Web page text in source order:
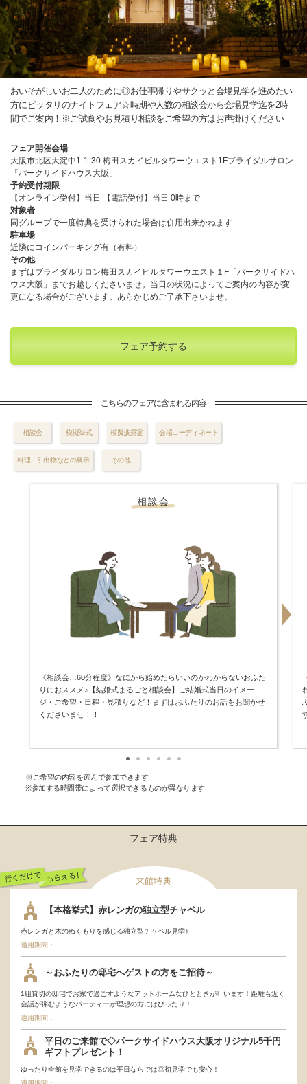
おいそがしいお二人のために◎お仕事帰りやサクッと会場見学を進めたい
方にピッタリのナイトフェア☆時期や人数の相談会から会場見学迄を2時
間でご案内！※ご試食やお見積り相談をご希望の方はお声掛けください
フェア開催会場
大阪市北区大淀中1-1-30 梅田スカイビルタワーウエスト1Fブライダルサロン
「パークサイドハウス大阪」
予約受付期限
【オンライン受付】当日 【電話受付】当日 0時まで
対象者
同グループで一度特典を受けられた場合は併用出来かねます
駐車場
近隣にコインパーキング有（有料）
その他
まずはブライダルサロン梅田スカイビルタワーウエスト１F「パークサイドハ
ウス大阪」までお越しくださいませ。当日の状況によってご案内の内容が変
更になる場合がございます。あらかじめご了承下さいませ。
フェア予約する
こちらのフェアに含まれる内容
相談会 模擬挙式 模擬披露宴 会場コーディネート
料理・引出物などの展示 その他
相談会
《相談会…60分程度》なにから始めたらいいのかわからないおふた
りにおススメ♪【結婚式まるごと相談会】ご結婚式当日のイメー
ジ・ご希望・日程・見積りなど！まずはおふたりのお話をお聞かせ
くださいませ！！
※ご希望の内容を選んで参加できます
※参加する時間帯によって選択できるものが異なります
フェア特典
来館特典
【本格挙式】赤レンガの独立型チャペル
赤レンガと木のぬくもりを感じる独立型チャペル見学♪
適用期間：
～おふたりの邸宅へゲストの方をご招待～
1組貸切の邸宅でお家で過ごすようなアットホームなひとときが叶います！距離も近く
会話が弾むようなパーティーが理想の方にはぴったり！
適用期間：
平日のご来館で◇パークサイドハウス大阪オリジナル5千円
ギフトプレゼント！
ゆったり全館を見学できるのは平日ならでは◎初見学でも安心！